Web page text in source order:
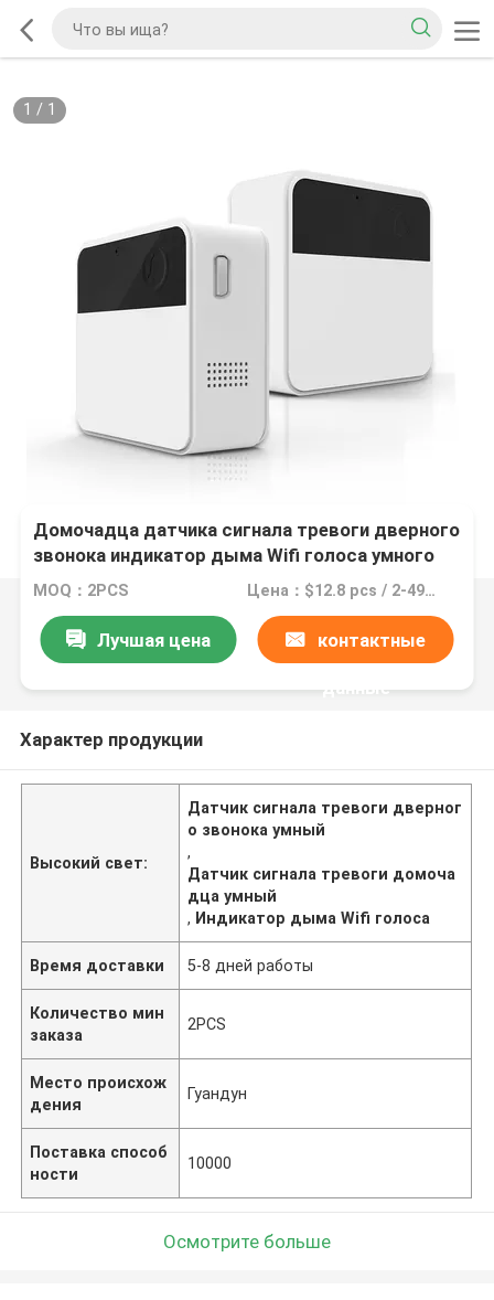
1 / 1
Домочадца датчика сигнала тревоги дверного
звонока индикатор дыма Wifi голоса умного
беспроводной
MOQ：2PCS Цена：$12.8 pcs / 2-499 pcs
Лучшая цена контактные
данные
Характер продукции
Высокий свет:
Датчик сигнала тревоги дверног
о звонока умный
,
Датчик сигнала тревоги домоча
дца умный
, Индикатор дыма Wifi голоса
Время доставки 5-8 дней работы
Количество мин
заказа
2PCS
Место происхож
дения
Гуандун
Поставка способ
ности
10000
Осмотрите больше